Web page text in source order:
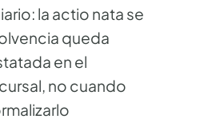
la actio nata se
queda
en el
no cuando